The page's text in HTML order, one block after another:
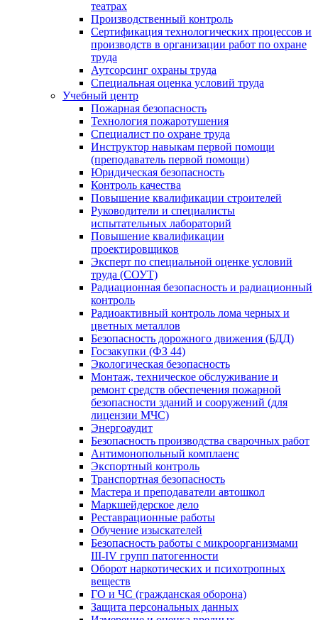
театрах
Производственный контроль
Сертификация технологических процессов и
производств в организации работ по охране
труда
Аутсорсинг охраны труда
Специальная оценка условий труда
Учебный центр
Пожарная безопасность
Технология пожаротушения
Специалист по охране труда
Инструктор навыкам первой помощи
(преподаватель первой помощи)
Юридическая безопасность
Контроль качества
Повышение квалификации строителей
Руководители и специалисты
испытательных лабораторий
Повышение квалификации
проектировщиков
Эксперт по специальной оценке условий
труда (СОУТ)
Радиационная безопасность и радиационный
контроль
Радиоактивный контроль лома черных и
цветных металлов
Безопасность дорожного движения (БДД)
Госзакупки (ФЗ 44)
Экологическая безопасность
Монтаж, техническое обслуживание и
ремонт средств обеспечения пожарной
безопасности зданий и сооружений (для
лицензии МЧС)
Энергоаудит
Безопасность производства сварочных работ
Антимонопольный комплаенс
Экспортный контроль
Транспортная безопасность
Мастера и преподаватели автошкол
Маркшейдерское дело
Реставрационные работы
Обучение изыскателей
Безопасность работы с микроорганизмами
III-IV групп патогенности
Оборот наркотических и психотропных
веществ
ГО и ЧС (гражданская оборона)
Защита персональных данных